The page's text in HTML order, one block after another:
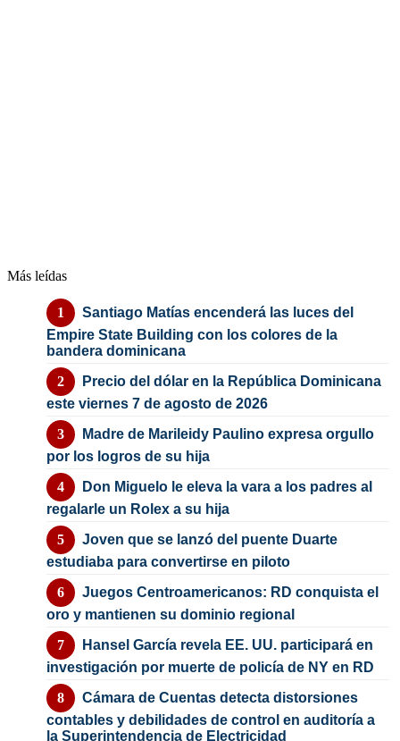
Más leídas
Santiago Matías encenderá las luces del
Empire State Building con los colores de la
bandera dominicana
Precio del dólar en la República Dominicana
este viernes 7 de agosto de 2026
Madre de Marileidy Paulino expresa orgullo
por los logros de su hija
Don Miguelo le eleva la vara a los padres al
regalarle un Rolex a su hija
Joven que se lanzó del puente Duarte
estudiaba para convertirse en piloto
Juegos Centroamericanos: RD conquista el
oro y mantienen su dominio regional
Hansel García revela EE. UU. participará en
investigación por muerte de policía de NY en RD
Cámara de Cuentas detecta distorsiones
contables y debilidades de control en auditoría a
la Superintendencia de Electricidad